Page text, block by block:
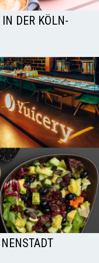
DER KÖLN-